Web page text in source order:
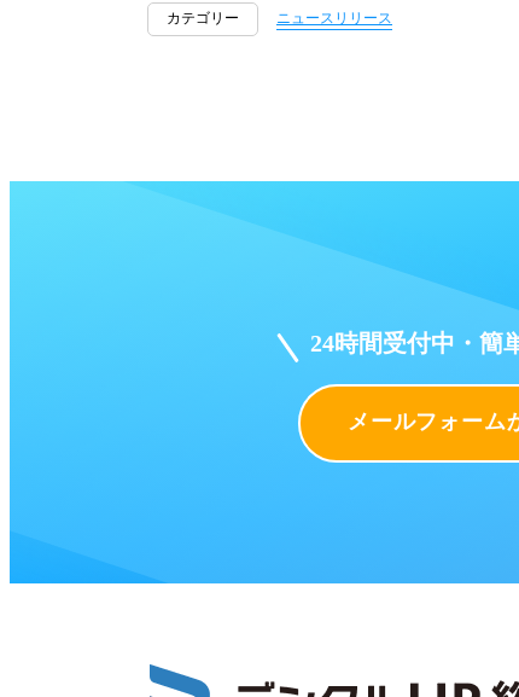
カテゴリー ニュースリリース
24時間受付中・簡
メールフォーム